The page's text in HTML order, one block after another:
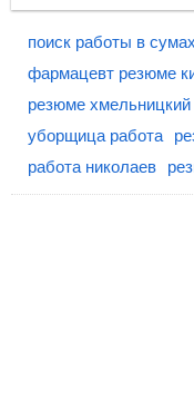
поиск работы в сумах
фармацевт резюме
резюме хмельницкий
уборщица работа
работа николаев